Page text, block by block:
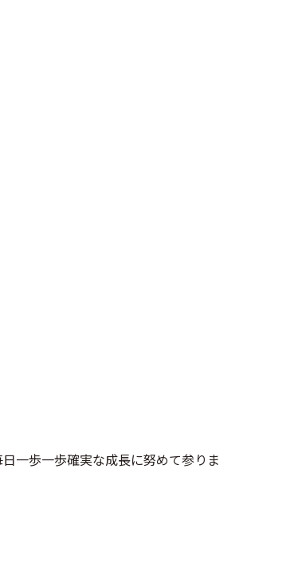
一歩一歩確実な成長に努めて参りま